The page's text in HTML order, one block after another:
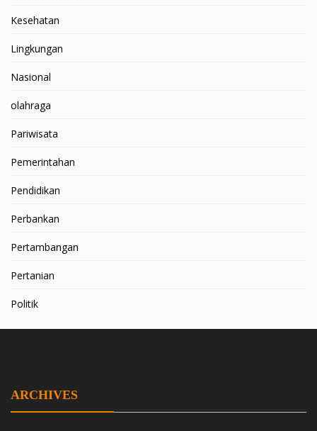
Kesehatan
Lingkungan
Nasional
olahraga
Pariwisata
Pemerintahan
Pendidikan
Perbankan
Pertambangan
Pertanian
Politik
ARCHIVES